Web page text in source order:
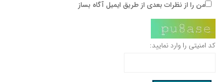
من را از نظرات بعدی از طریق ایمیل آگاه بساز
کد امنیتی را وارد نمایید: